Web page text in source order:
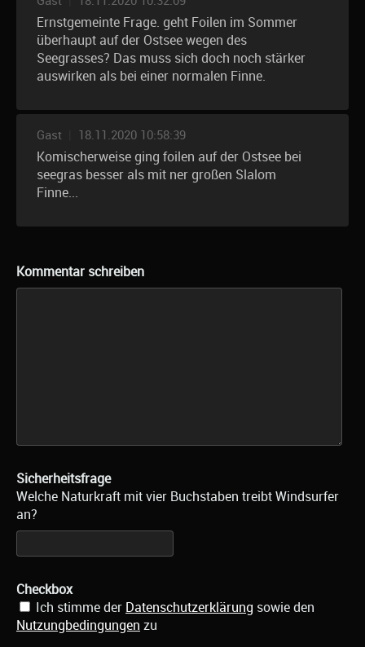
Ernstgemeinte Frage. geht Foilen im Sommer
überhaupt auf der Ostsee wegen des
Seegrasses? Das muss sich doch noch stärker
auswirken als bei einer normalen Finne.
Gast 18.11.2020 10:58:39
Komischerweise ging foilen auf der Ostsee bei
seegras besser als mit ner großen Slalom
Finne...
Kommentar schreiben
Sicherheitsfrage
Welche Naturkraft mit vier Buchstaben treibt Windsurfer
an?
Checkbox
Ich stimme der Datenschutzerklärung sowie den
Nutzungbedingungen zu